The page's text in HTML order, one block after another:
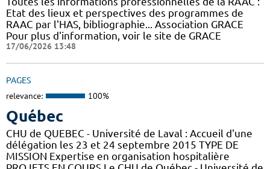
Etat des lieux et perspectives des programmes de
RAAC par l'HAS, bibliographie... Association GRACE
Pour plus d'information, voir le site de GRACE
17/06/2026 13:48
PAGES
relevance: 100%
Québec
CHU de QUEBEC - Université de Laval : Accueil d'une
délégation les 23 et 24 septembre 2015 TYPE DE
MISSION Expertise en organisation hospitalière